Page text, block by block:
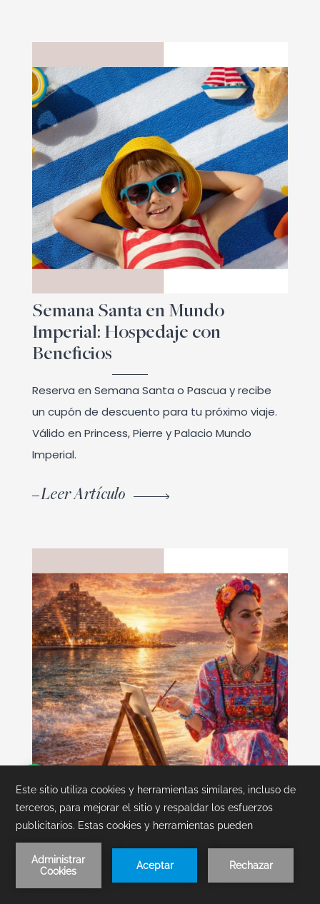
Semana Santa en Mundo
Imperial: Hospedaje con
Beneficios
Reserva en Semana Santa o Pascua y recibe
un cupón de descuento para tu próximo viaje.
Válido en Princess, Pierre y Palacio Mundo
Imperial.
Leer Artículo
Frida Kahlo en Mundo Imperial:
Hospedaje + Show en Vivo
Reserva tu paquete Frida Kahlo en Princess